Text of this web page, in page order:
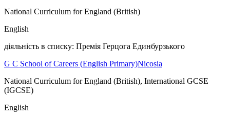
National Curriculum for England (British)
English
діяльність в списку: Премія Герцога Единбурзького
G C School of Careers (English Primary)Nicosia
National Curriculum for England (British), International GCSE
(IGCSE)
English